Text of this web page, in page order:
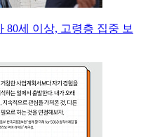
80세 이상, 고령층 집중 보